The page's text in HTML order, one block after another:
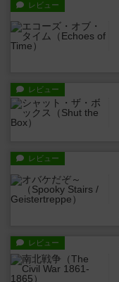
レビュー
レビュー
レビュー
レビュー